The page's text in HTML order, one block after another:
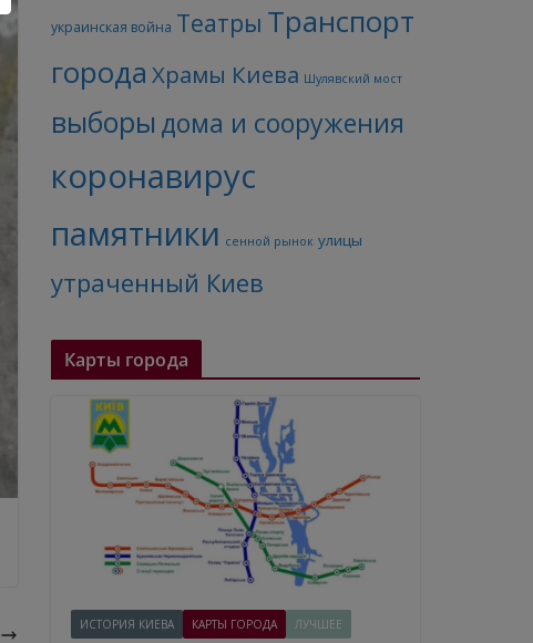
украинская война Театры Транспорт
города Храмы Киева Шулявский мост
выборы дома и сооружения
коронавирус
памятники сенной рынок улицы
утраченный Киев
Карты города
ИСТОРИЯ КИЕВА КАРТЫ ГОРОДА ЛУЧШЕЕ